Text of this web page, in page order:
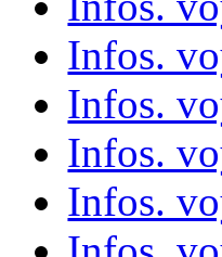
Infos.
Infos.
Infos.
Infos.